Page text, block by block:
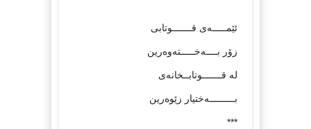
ئێمـــــه‌ی قـــــــوتابی
زۆر بــــه‌خـــــته‌وه‌رین
له‌ قـــــــوتابــخانه‌ی
بـــــــــه‌ختیار زێوه‌رین
***